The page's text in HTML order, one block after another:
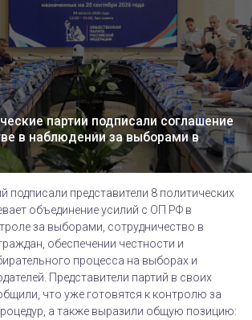
партии подписали соглашение
в наблюдении за выборами в
подписали представители 8 политических
объединение усилий с ОП РФ в
за выборами, сотрудничество в
обеспечении честности и
процесса на выборах и
Представители партий в своих
что уже готовятся к контролю за
а также выразили общую позицию: